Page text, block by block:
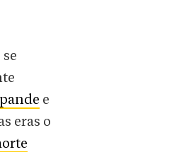
e
eras o